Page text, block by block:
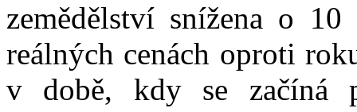
zemědělství snížena o
reálných cenách oproti
v době, kdy se začíná